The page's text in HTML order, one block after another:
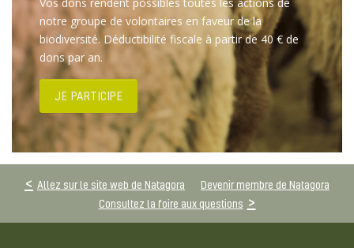
notre groupe de volontaires en faveur de la
biodiversité. Déductibilité fiscale à partir de 40 € de
dons par an.
JE PARTICIPE
Allez sur le site web de Natagora
Devenir membre de Natagora
Consultez la foire aux questions